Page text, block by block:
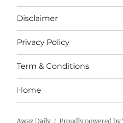
Disclaimer
Privacy Policy
Term & Conditions
Home
Awaz Daily Proudly powered by